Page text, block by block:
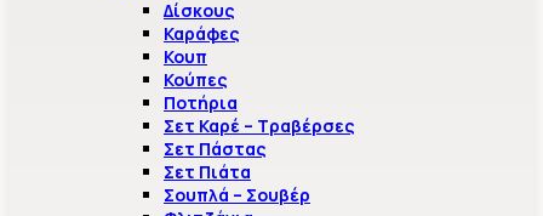
Δίσκους
Καράφες
Κουπ
Κούπες
Ποτήρια
Σετ Καρέ – Τραβέρσες
Σετ Πάστας
Σετ Πιάτα
Σουπλά – Σουβέρ